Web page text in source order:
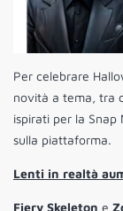
Per celebrare
novità a tema, tra
ispirati per la Snap
sulla piattaforma.
Lenti in realtà
Fiery Skeleton e